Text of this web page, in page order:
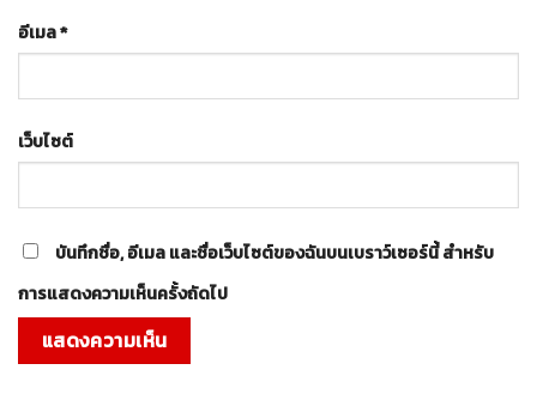
อีเมล*
เว็บไซต์
บันทึกชื่อ, อีเมล และชื่อเว็บไซต์ของฉันบนเบราว์เซอร์นี้ สำหรับ
การแสดงความเห็นครั้งถัดไป